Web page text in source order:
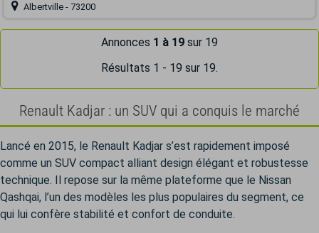
Albertville - 73200
Annonces 1 à 19 sur 19
Résultats 1 - 19 sur 19.
Renault Kadjar : un SUV qui a conquis le marché
Lancé en 2015, le Renault Kadjar s’est rapidement imposé
comme un SUV compact alliant design élégant et robustesse
technique. Il repose sur la même plateforme que le Nissan
Qashqai, l’un des modèles les plus populaires du segment, ce
qui lui confère stabilité et confort de conduite.